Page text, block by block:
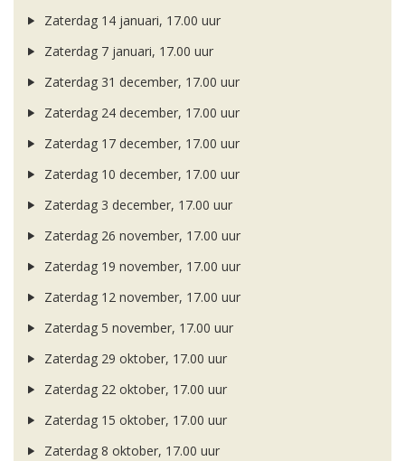
Zaterdag 14 januari, 17.00 uur
Zaterdag 7 januari, 17.00 uur
Zaterdag 31 december, 17.00 uur
Zaterdag 24 december, 17.00 uur
Zaterdag 17 december, 17.00 uur
Zaterdag 10 december, 17.00 uur
Zaterdag 3 december, 17.00 uur
Zaterdag 26 november, 17.00 uur
Zaterdag 19 november, 17.00 uur
Zaterdag 12 november, 17.00 uur
Zaterdag 5 november, 17.00 uur
Zaterdag 29 oktober, 17.00 uur
Zaterdag 22 oktober, 17.00 uur
Zaterdag 15 oktober, 17.00 uur
Zaterdag 8 oktober, 17.00 uur